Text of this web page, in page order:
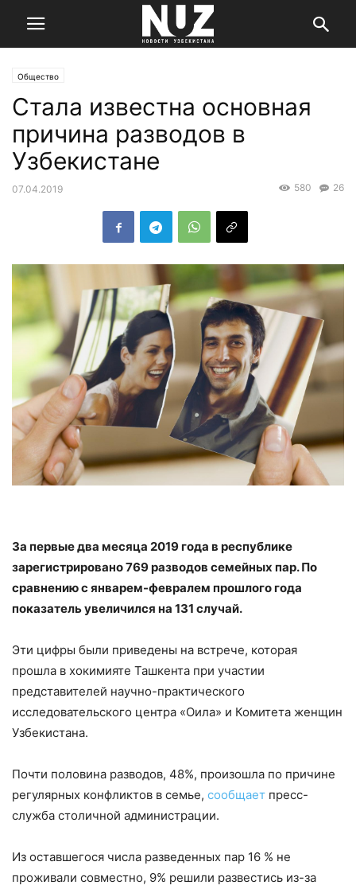
Общество
Стала известна основная
причина разводов в
Узбекистане
07.04.2019 26
580
За первые два месяца 2019 года в республике
зарегистрировано 769 разводов семейных пар. По
сравнению с январем-февралем прошлого года
показатель увеличился на 131 случай.
Эти цифры были приведены на встрече, которая
прошла в хокимияте Ташкента при участии
представителей научно-практического
исследовательского центра «Оила» и Комитета женщин
Узбекистана.
Почти половина разводов, 48%, произошла по причине
регулярных конфликтов в семье, сообщает пресс-
служба столичной администрации.
Из оставшегося числа разведенных пар 16 % не
проживали совместно, 9% решили развестись из-за